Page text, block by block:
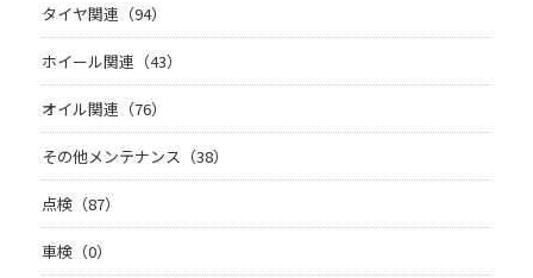
タイヤ関連（94）
ホイール関連（43）
オイル関連（76）
その他メンテナンス（38）
点検（87）
車検（0）